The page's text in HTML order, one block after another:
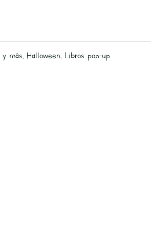
más, Halloween, Libros pop-up